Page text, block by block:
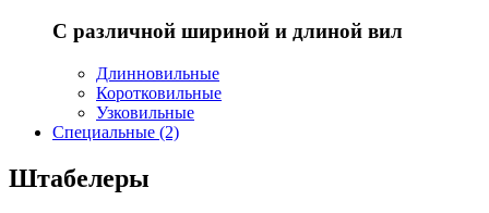
С различной шириной и длиной вил
Длинновильные
Коротковильные
Узковильные
Cпециальные (2)
Штабелеры